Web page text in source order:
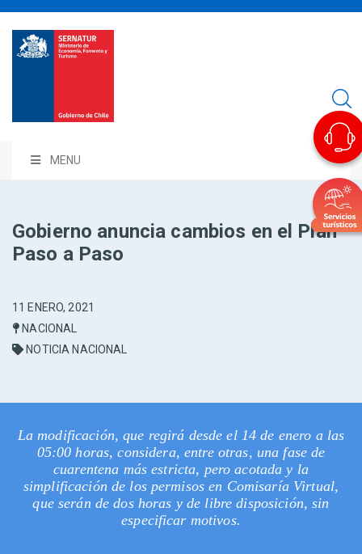
MENU
Gobierno anuncia cambios en el Plan
Paso a Paso
11 ENERO, 2021
NACIONAL
NOTICIA NACIONAL
La modificación, que regirá desde el 14 de enero a las
05:00 horas, considera, entre otras, una fase de
cuarentena más estricta, pero acotada y la
simplificación de los permisos en Comisaría Virtual,
que serán de dos horas y de libre disposición, sin
especificar motivos.